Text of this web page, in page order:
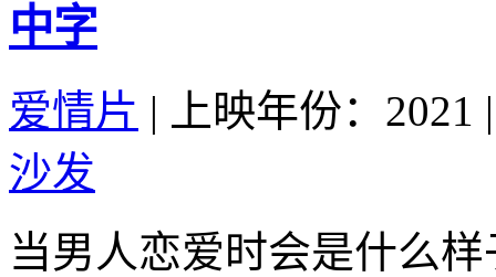
中字
爱情片 | 上映年份：2021 |
沙发
当男人恋爱时会是什么